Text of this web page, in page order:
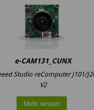
e-CAM131_CUNX
Studio reComputer J101/
V2
Mehr wissen